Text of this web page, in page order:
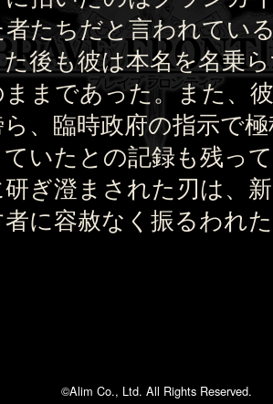
たちだと言われてい
後も彼は本名を名乗
まであった。また、
、臨時政府の指示で
いたとの記録も残っ
ぎ澄まされた刃は、
者に容赦なく振るわれ
©Alim Co., Ltd. All Rights Reserved.